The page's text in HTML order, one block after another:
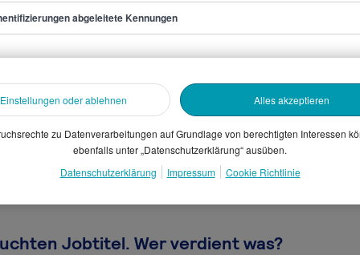
Daten. Dein
Branche, Selbstständigkeit
Jobtitel. Wer verdient was?
abgeleitete Kennungen
Einstellungen oder ablehnen Alles akzeptieren
zu Datenverarbeitungen auf Grundlage von berechtigten Interessen
ebenfalls unter „Datenschutzerklärung“ ausüben.
Datenschutzerklärung
Impressum Cookie Richtlinie